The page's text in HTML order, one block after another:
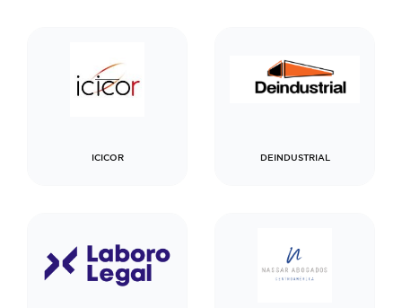
ICICOR DEINDUSTRIAL